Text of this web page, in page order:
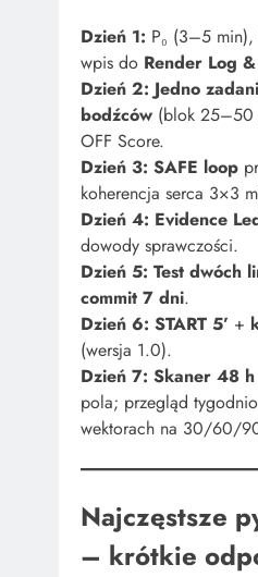
Dzień 1: P₀ (3–5 min),
wpis do Render Log
Dzień 2: Jedno
bodźców (blok 25–50
OFF Score.
Dzień 3: SAFE loop
koherencja serca 3×3
Dzień 4: Evidence
dowody sprawczości.
Dzień 5: Test dwóch
commit 7 dni.
Dzień 6: START 5’ +
(wersja 1.0).
Dzień 7: Skaner 48 h
pola; przegląd
wektorach na 30/60/
Najczęstsze
– krótkie